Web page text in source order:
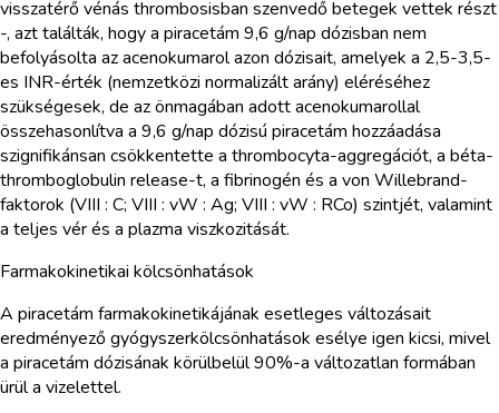
visszatérő vénás thrombosisban szenvedő betegek vettek részt
-, azt találták, hogy a piracetám 9,6 g/nap dózisban nem
befolyásolta az acenokumarol azon dózisait, amelyek a 2,5-3,5-
es INR-érték (nemzetközi normalizált arány) eléréséhez
szükségesek, de az önmagában adott acenokumarollal
összehasonlítva a 9,6 g/nap dózisú piracetám hozzáadása
szignifikánsan csökkentette a thrombocyta-aggregációt, a béta-
thromboglobulin release-t, a fibrinogén és a von Willebrand-
faktorok (VIII : C; VIII : vW : Ag; VIII : vW : RCo) szintjét, valamint
a teljes vér és a plazma viszkozitását.
Farmakokinetikai kölcsönhatások
A piracetám farmakokinetikájának esetleges változásait
eredményező gyógyszerkölcsönhatások esélye igen kicsi, mivel
a piracetám dózisának körülbelül 90%-a változatlan formában
ürül a vizelettel.